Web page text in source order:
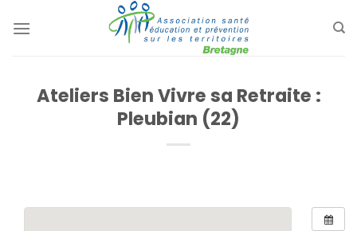
au
Ateliers Bien Vivre sa Retraite :
Pleubian (22)